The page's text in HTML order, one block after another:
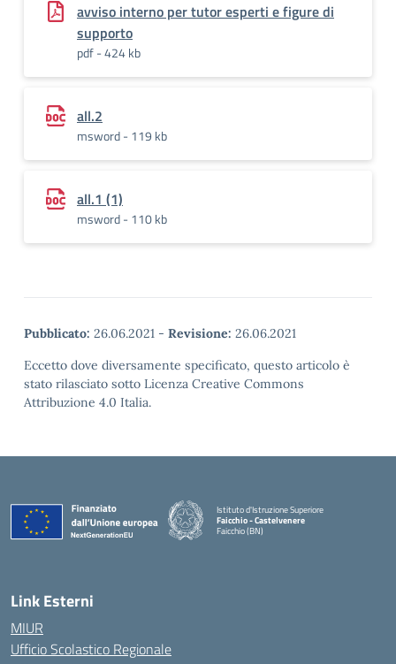
avviso interno per tutor esperti e figure di
supporto
pdf - 424 kb
all.2
msword - 119 kb
all.1 (1)
msword - 110 kb
Pubblicato: 26.06.2021 - Revisione: 26.06.2021
Eccetto dove diversamente specificato, questo articolo è
stato rilasciato sotto Licenza Creative Commons
Attribuzione 4.0 Italia.
Istituto d'Istruzione Superiore
Faicchio - Castelvenere
Faicchio (BN)
Link Esterni
MIUR
Ufficio Scolastico Regionale